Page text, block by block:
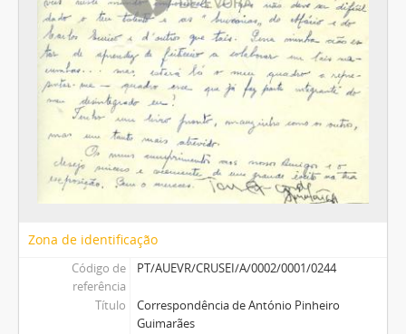
Zona de identificação
Código de
referência
PT/AUEVR/CRUSEI/A/0002/0001/0244
Título
Correspondência de António Pinheiro
Guimarães